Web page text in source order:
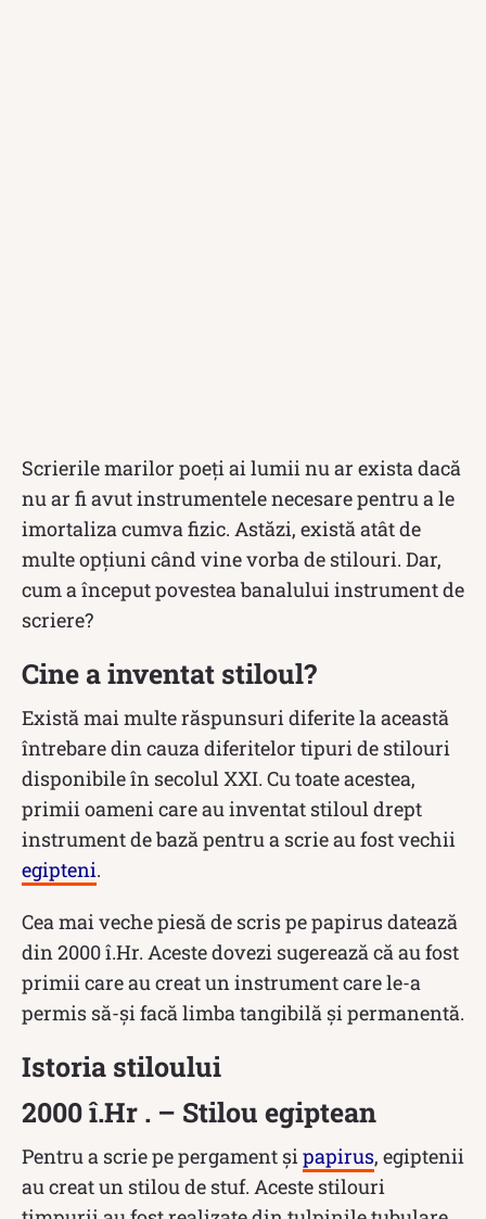
Scrierile marilor poeți ai lumii nu ar exista dacă
nu ar fi avut instrumentele necesare pentru a le
imortaliza cumva fizic. Astăzi, există atât de
multe opțiuni când vine vorba de stilouri. Dar,
cum a început povestea banalului instrument de
scriere?
Cine a inventat stiloul?
Există mai multe răspunsuri diferite la această
întrebare din cauza diferitelor tipuri de stilouri
disponibile în secolul XXI. Cu toate acestea,
primii oameni care au inventat stiloul drept
instrument de bază pentru a scrie au fost vechii
egipteni.
Cea mai veche piesă de scris pe papirus datează
din 2000 î.Hr. Aceste dovezi sugerează că au fost
primii care au creat un instrument care le-a
permis să-și facă limba tangibilă și permanentă.
Istoria stiloului
2000 î.Hr . – Stilou egiptean
Pentru a scrie pe pergament și papirus, egiptenii
au creat un stilou de stuf. Aceste stilouri